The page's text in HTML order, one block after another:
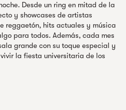
Desde un ring en mitad de la
y showcases de artistas
reggaetón, hits actuales y música
para todos. Además, cada mes
grande con su toque especial y
la fiesta universitaria de los